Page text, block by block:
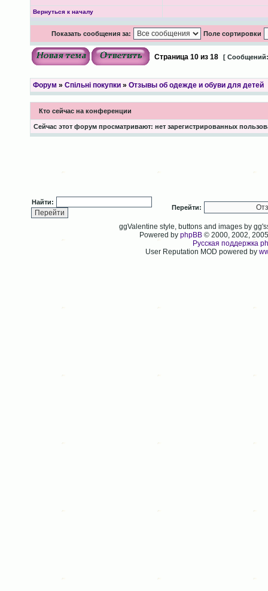
Вернуться к началу
Показать сообщения за: Поле сортировки
Страница 10из 18 [
Форум » Спільні покупки» Отзывы об одежде и обуви для детей
Кто сейчас на конференции
Сейчас этот форум просматривают: нет зарегистрированных
Найти:
Перейти:
ggValentine style, buttons and images by
Powered byphpBB © 2000, 2002,
Русская поддержка
User Reputation MOD powered by